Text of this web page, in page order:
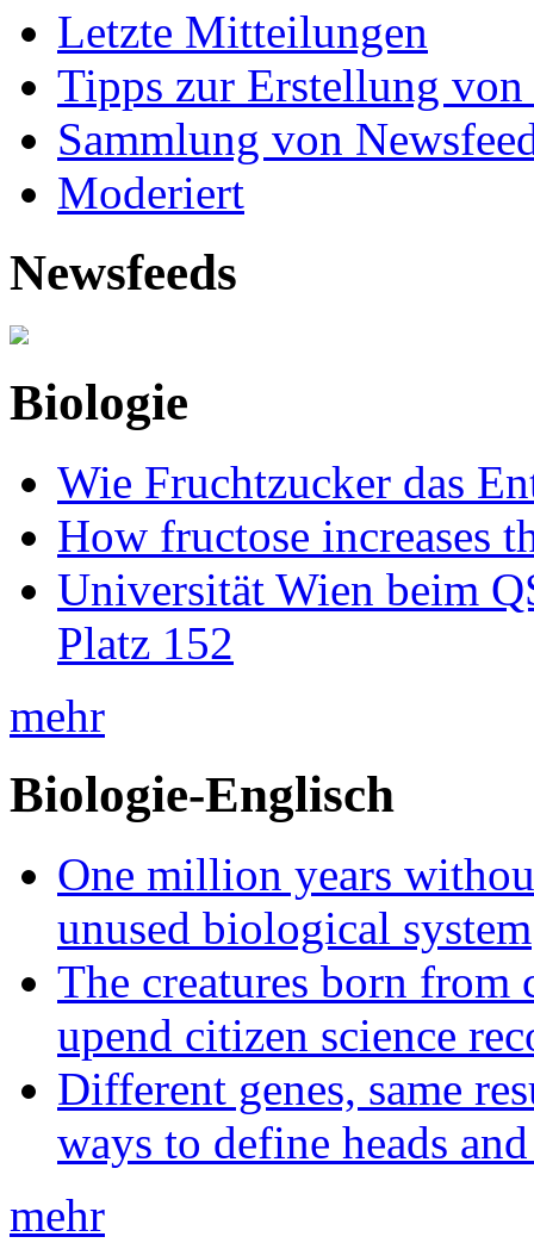
Letzte Mitteilungen
Tipps zur Erstellung
Sammlung von
Moderiert
Newsfeeds
Biologie
Wie Fruchtzucker das
How fructose increases
Universität Wien beim
Platz 152
mehr
Biologie-Englisch
One million years
unused biological system
The creatures born from
upend citizen science
Different genes, same
ways to define heads
mehr